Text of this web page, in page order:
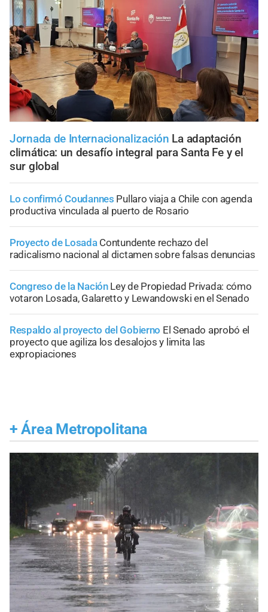
Jornada de Internacionalización La adaptación
climática: un desafío integral para Santa Fe y el
sur global
Lo confirmó Coudannes Pullaro viaja a Chile con agenda
productiva vinculada al puerto de Rosario
Proyecto de Losada Contundente rechazo del
radicalismo nacional al dictamen sobre falsas denuncias
Congreso de la Nación Ley de Propiedad Privada: cómo
votaron Losada, Galaretto y Lewandowski en el Senado
Respaldo al proyecto del Gobierno El Senado aprobó el
proyecto que agiliza los desalojos y limita las
expropiaciones
+ Área Metropolitana